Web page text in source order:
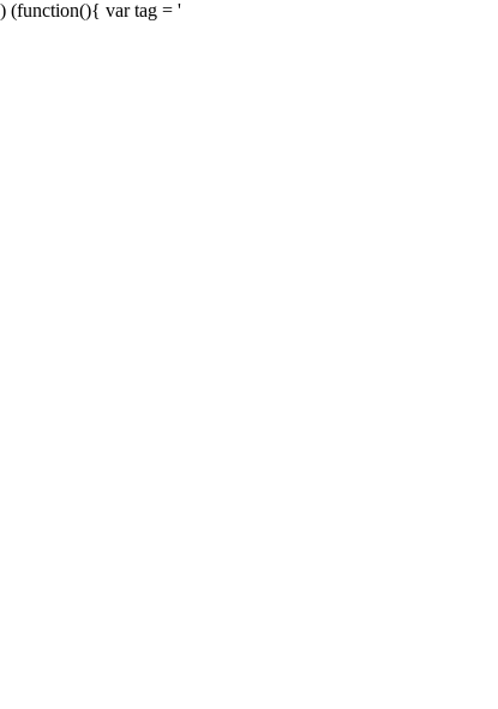
) (function(){ var tag = '